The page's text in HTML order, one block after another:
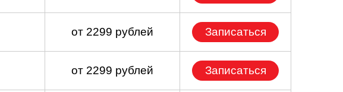
от 2299 рублей Записаться
от 2299 рублей Записаться